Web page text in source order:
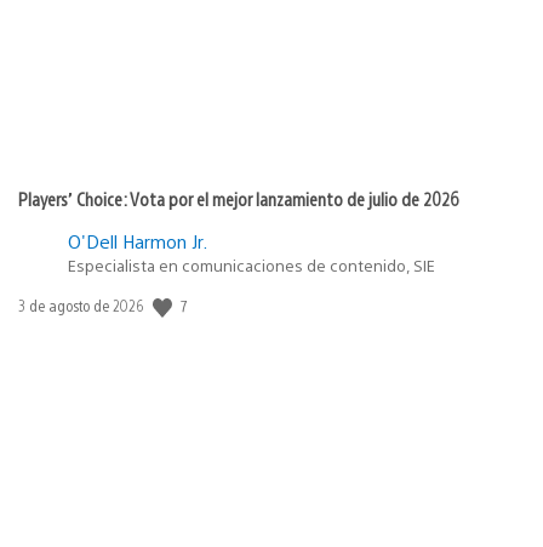
Players’ Choice: Vota por el mejor lanzamiento de julio de 2026
O'Dell Harmon Jr.
Especialista en comunicaciones de contenido, SIE
Fecha
3 de agosto de 2026 7